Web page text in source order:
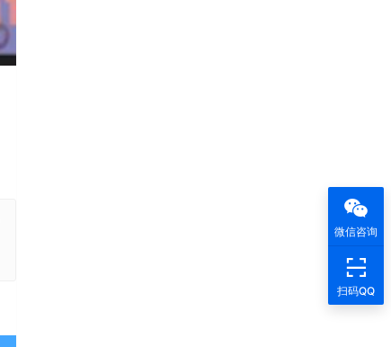
微信咨询
扫码QQ